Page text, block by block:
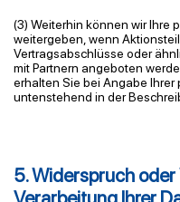
(3) Weiterhin können wir Ihre
weitergeben, wenn
Vertragsabschlüsse oder
mit Partnern angeboten
erhalten Sie bei Angabe
untenstehend in der
5. Widerspruch